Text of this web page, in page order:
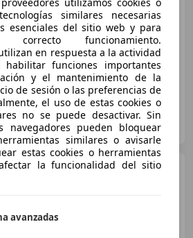
Súperoferta
Gasolina
81 kW (110 CV)
dto sobre financiación!
Skoda Fabia1.0 TSI
similares necesarias
esenciales del sitio web y para
funcionamiento.
en respuesta a la actividad
funciones importantes
y el mantenimiento de la
de sesión o las preferencias de
el uso de estas cookies o
no se puede desactivar. Sin
navegadores pueden bloquear
similares o avisarle
estas cookies o herramientas
la funcionalidad del sitio
avanzadas